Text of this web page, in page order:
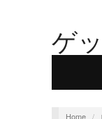
ゲ
Home /